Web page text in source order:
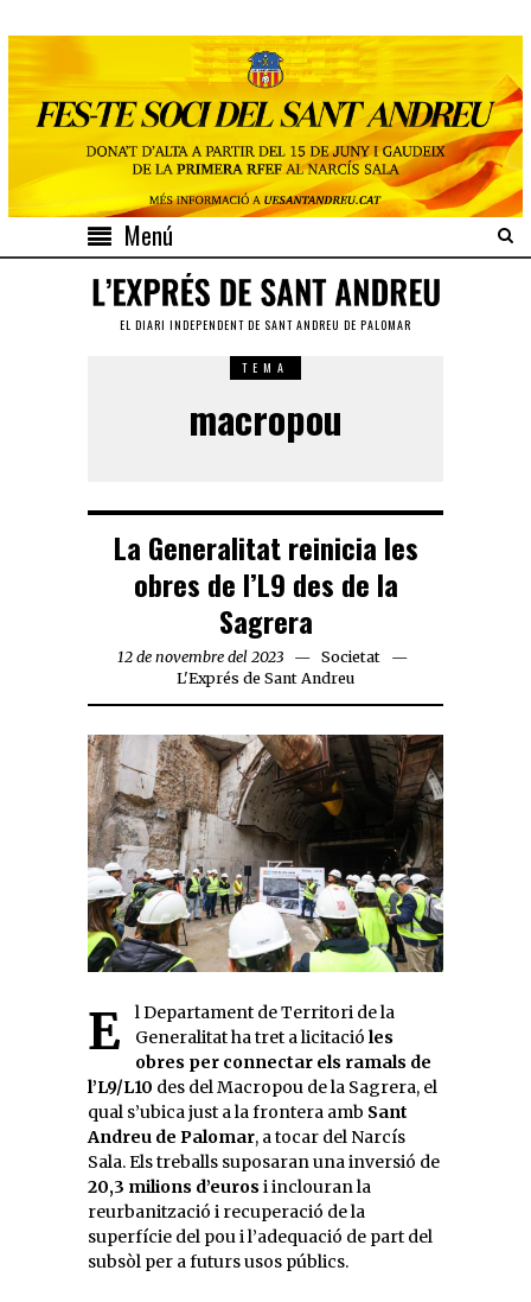
Menú
EL DIARI INDEPENDENT DE SANT ANDREU DE PALOMAR
TEMA
macropou
La Generalitat reinicia les
obres de l’L9 des de la
Sagrera
12 de novembre del 2023
Societat
L'Exprés de Sant Andreu
El Departament de Territori de la Generalitat ha tret a licitació les
obres per connectar els ramals de
l’L9/L10 des del Macropou de la Sagrera, el
qual s’ubica just a la frontera amb Sant
Andreu de Palomar, a tocar del Narcís
Sala. Els treballs suposaran una inversió de
20,3 milions d’euros i inclouran la
reurbanització i recuperació de la
superfície del pou i l’adequació de part del
subsòl per a futurs usos públics.